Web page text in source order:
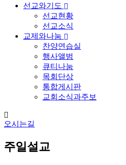
선교와기도
선교현황
선교소식
교제와나눔
찬양연습실
행사앨범
큐티나눔
목회단상
통합게시판
교회소식과주보
오시는길
주일설교